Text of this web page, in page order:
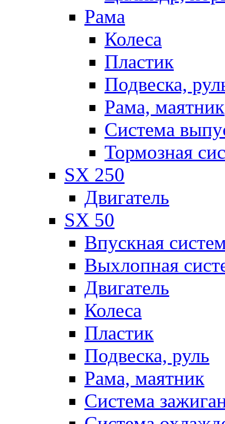
Рама
Колеса
Пластик
Подвеска,
Рама, маятник
Система
Тормозная
SX 250
Двигатель
SX 50
Впускная
Выхлопная
Двигатель
Колеса
Пластик
Подвеска, руль
Рама, маятник
Система